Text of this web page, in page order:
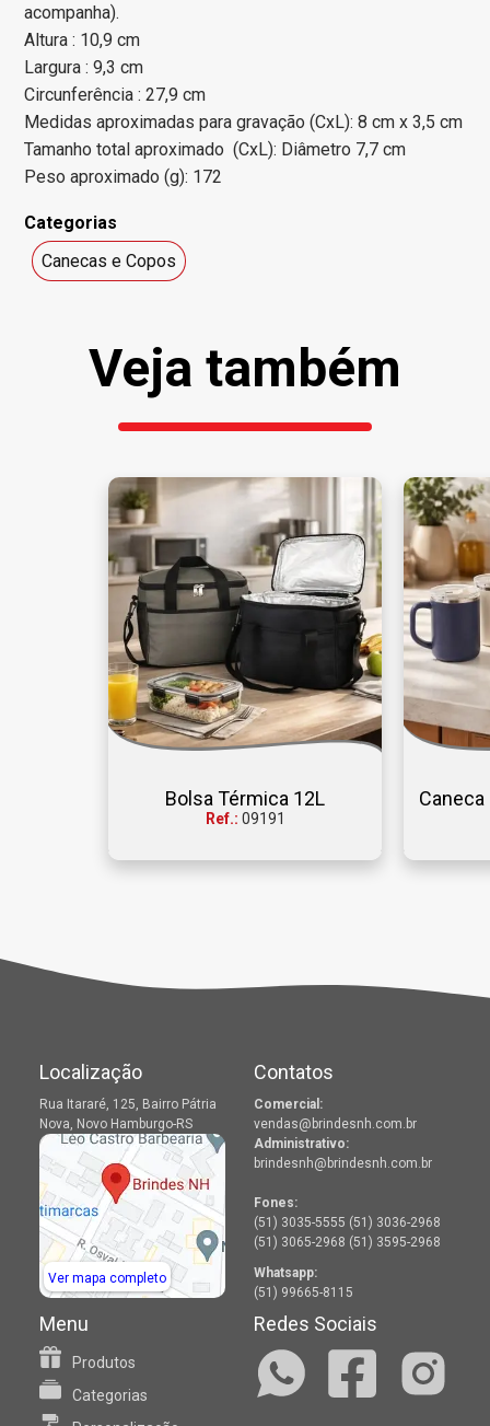
acompanha).
Altura : 10,9 cm
Largura : 9,3 cm
Circunferência : 27,9 cm
Medidas aproximadas para gravação (CxL): 8 cm x 3,5 cm
Tamanho total aproximado (CxL): Diâmetro 7,7 cm
Peso aproximado (g): 172
Categorias
Canecas e Copos
Veja também
Bolsa Térmica 12L
Ref.: 09191
Caneca
Localização
Rua Itararé, 125, Bairro Pátria
Nova, Novo Hamburgo-RS
Ver mapa completo
Contatos
Comercial:
vendas@brindesnh.com.br
Administrativo:
brindesnh@brindesnh.com.br
Fones:
(51) 3035-5555 (51) 3036-2968
(51) 3065-2968 (51) 3595-2968
Whatsapp:
(51) 99665-8115
Menu
Produtos
Categorias
Redes Sociais